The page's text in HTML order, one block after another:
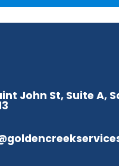
John St, Suite A,